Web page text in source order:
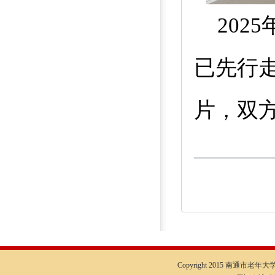
2025
已先行
片，双
Copyright 2015 南通市老年大